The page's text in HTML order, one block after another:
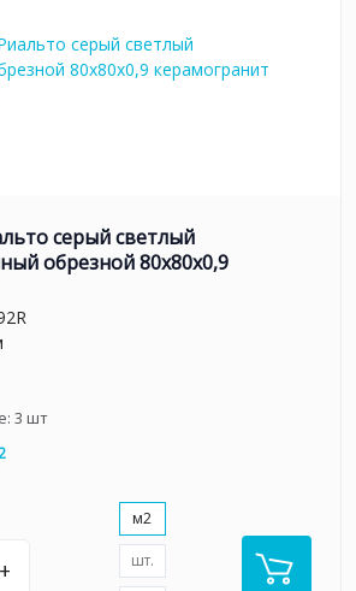
серый светлый
обрезной 80x80x0,9
3 шт
+
м2
шт.